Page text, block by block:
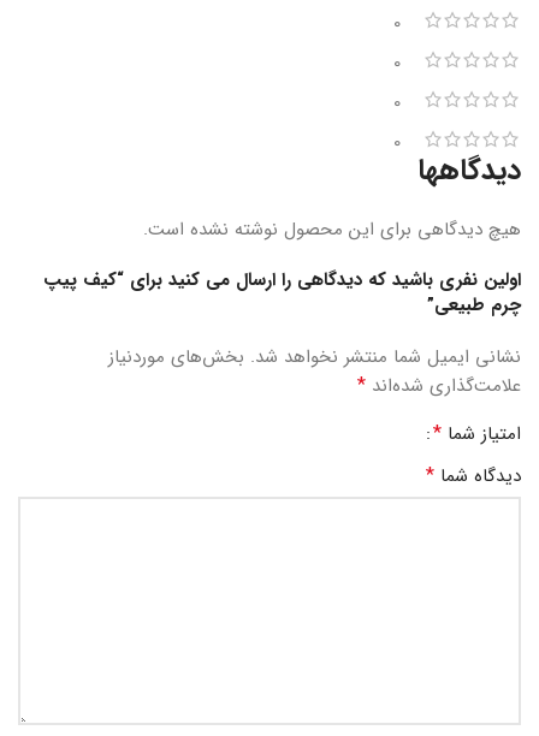
0
0
0
0
دیدگاهها
هیچ دیدگاهی برای این محصول نوشته نشده است.
اولین نفری باشید که دیدگاهی را ارسال می کنید برای “کیف پیپ
چرم طبیعی”
نشانی ایمیل شما منتشر نخواهد شد. بخش‌های موردنیاز
علامت‌گذاری شده‌اند *
امتیاز شما *
دیدگاه شما *